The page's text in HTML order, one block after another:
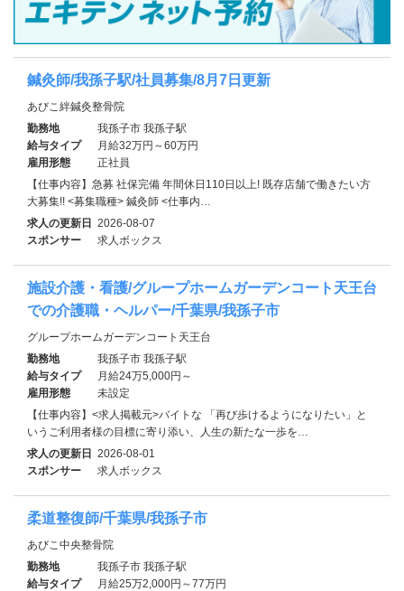
鍼灸師/我孫子駅/社員募集/8月7日更新
あびこ絆鍼灸整骨院
勤務地
我孫子市 我孫子駅
給与タイプ
月給32万円～60万円
雇用形態
正社員
【仕事内容】急募 社保完備 年間休日110日以上! 既存店舗で働きたい方
大募集!! <募集職種> 鍼灸師 <仕事内…
求人の更新日 2026-08-07
スポンサー
求人ボックス
施設介護・看護/グループホームガーデンコート天王台
での介護職・ヘルパー/千葉県/我孫子市
グループホームガーデンコート天王台
勤務地
我孫子市 我孫子駅
給与タイプ
月給24万5,000円～
雇用形態
未設定
【仕事内容】<求人掲載元>バイトな 「再び歩けるようになりたい」と
いうご利用者様の目標に寄り添い、人生の新たな一歩を…
求人の更新日 2026-08-01
スポンサー
求人ボックス
柔道整復師/千葉県/我孫子市
あびこ中央整骨院
勤務地
我孫子市 我孫子駅
給与タイプ
月給25万2,000円～77万円